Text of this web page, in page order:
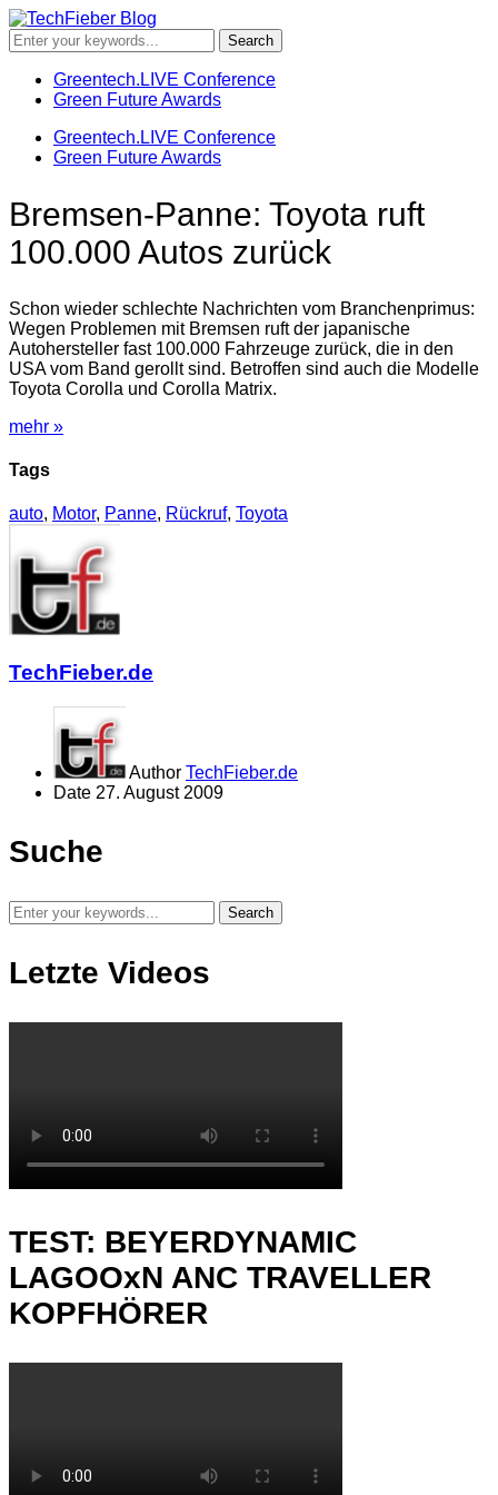
Greentech.LIVE Conference
Green Future Awards
Greentech.LIVE Conference
Green Future Awards
Bremsen-Panne: Toyota ruft
100.000 Autos zurück
Schon wieder schlechte Nachrichten vom Branchenprimus:
Wegen Problemen mit Bremsen ruft der japanische
Autohersteller fast 100.000 Fahrzeuge zurück, die in den
USA vom Band gerollt sind. Betroffen sind auch die Modelle
Toyota Corolla und Corolla Matrix.
mehr »
Tags
auto, Motor, Panne, Rückruf, Toyota
TechFieber.de
Author TechFieber.de
Date 27. August 2009
Suche
Letzte Videos
TEST: BEYERDYNAMIC
LAGOOxN ANC TRAVELLER
KOPFHÖRER